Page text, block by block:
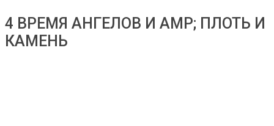
4 ВРЕМЯ АНГЕЛОВ И AMP; ПЛОТЬ И
КАМЕНЬ